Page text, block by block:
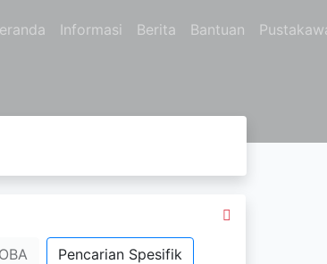
Informasi Berita Bantuan
Pencarian Spesifik